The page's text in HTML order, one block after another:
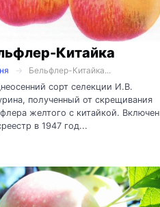
Китайка
Бельфлер-Китайка...
сорт селекции И.В.
полученный от скрещивания
желтого с китайкой. Включен
в 1947 год...